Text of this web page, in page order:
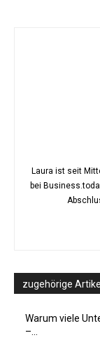
Laura ist seit
bei
zugehörige Artikel
Warum viele
–...